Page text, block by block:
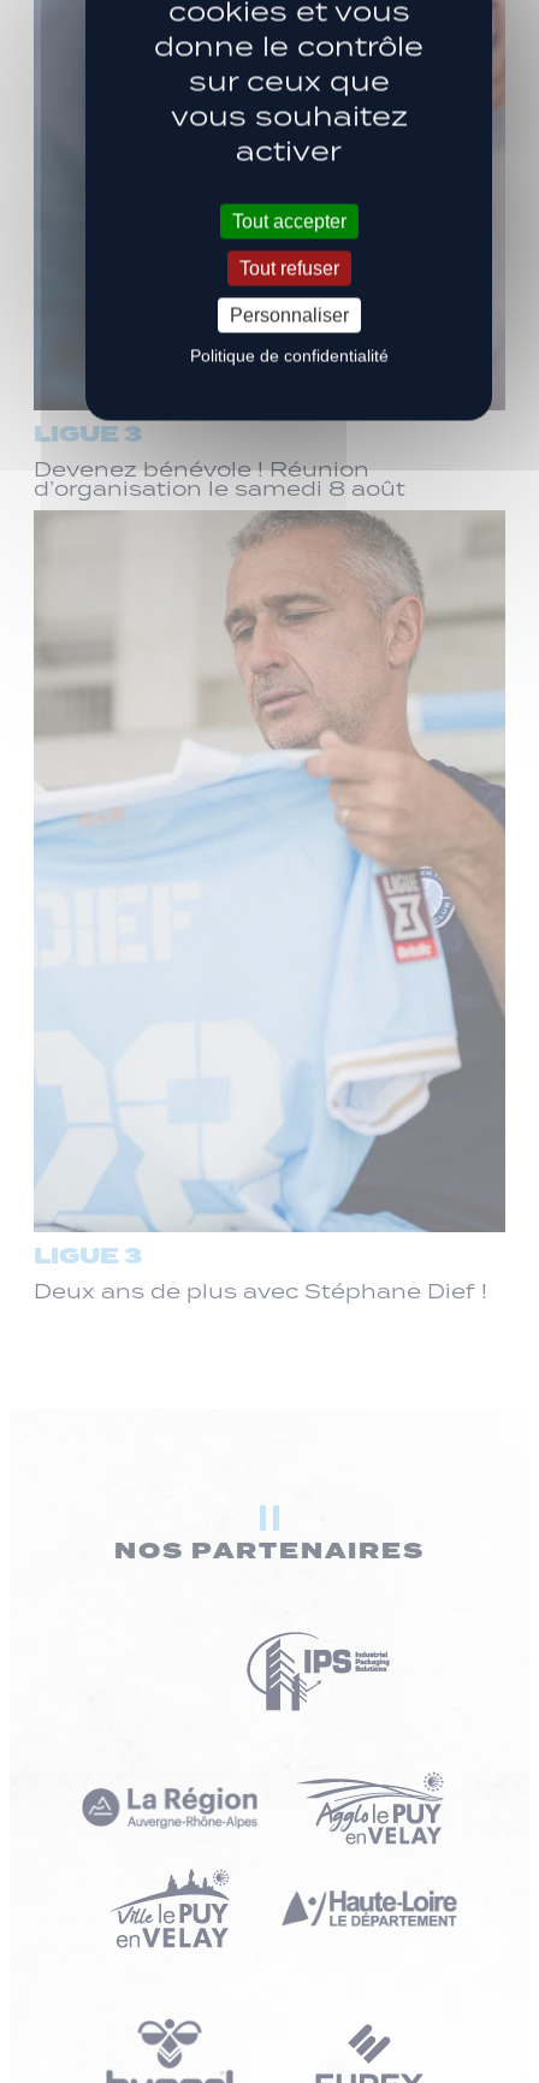
LIGUE 3
Devenez bénévole ! Réunion
d’organisation le samedi 8 août
LIGUE 3
Deux ans de plus avec Stéphane Dief !
NOS PARTENAIRES
cookies et vous
donne le contrôle
sur ceux que
vous souhaitez
activer
Tout accepter
Tout refuser
Personnaliser
Politique de confidentialité